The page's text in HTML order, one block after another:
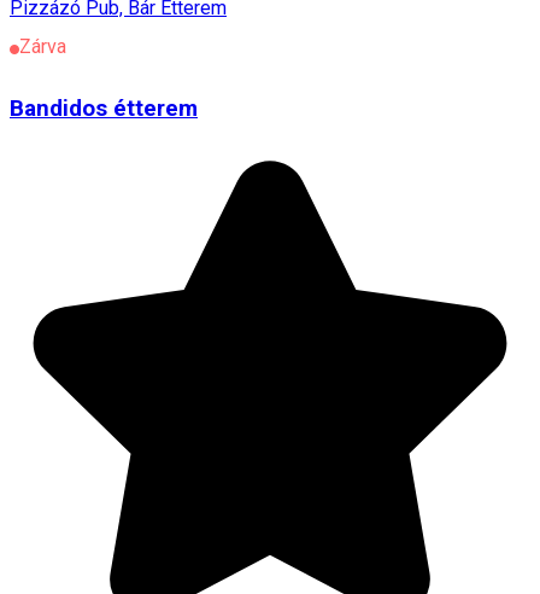
Pizzázó Pub, Bár Étterem
Zárva
Bandidos étterem